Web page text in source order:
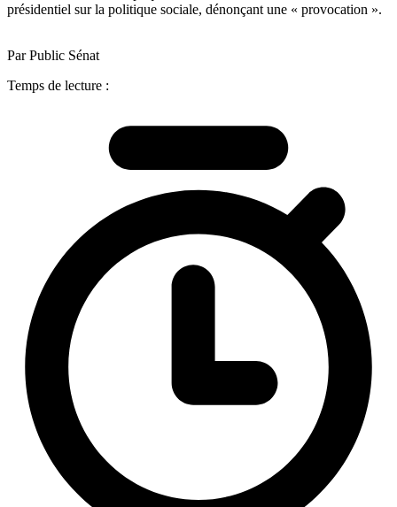
présidentiel sur la politique sociale, dénonçant une « provocation ».
Par Public Sénat
Temps de lecture :